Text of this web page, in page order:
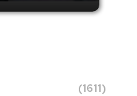
(1611)